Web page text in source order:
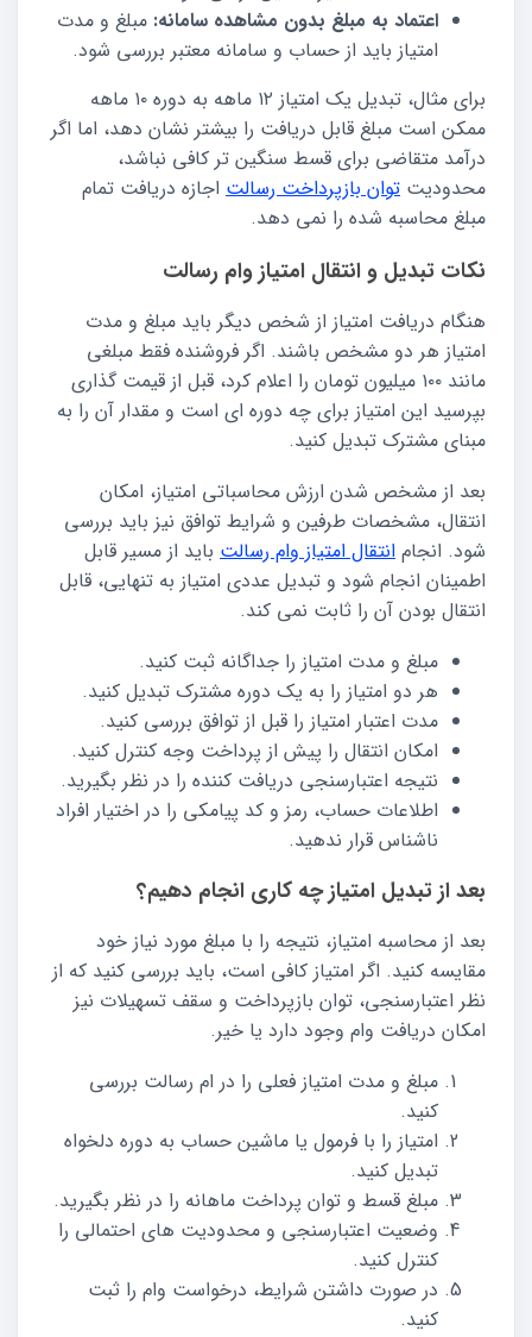
اعتماد به مبلغ بدون مشاهده سامانه: مبلغ و مدت
امتیاز باید از حساب و سامانه معتبر بررسی شود.
برای مثال، تبدیل یک امتیاز ۱۲ ماهه به دوره ۱۰ ماهه
ممکن است مبلغ قابل دریافت را بیشتر نشان دهد، اما اگر
درآمد متقاضی برای قسط سنگین تر کافی نباشد،
محدودیت توان بازپرداخت رسالت اجازه دریافت تمام
مبلغ محاسبه شده را نمی دهد.
نکات تبدیل و انتقال امتیاز وام رسالت
هنگام دریافت امتیاز از شخص دیگر باید مبلغ و مدت
امتیاز هر دو مشخص باشند. اگر فروشنده فقط مبلغی
مانند ۱۰۰ میلیون تومان را اعلام کرد، قبل از قیمت گذاری
بپرسید این امتیاز برای چه دوره ای است و مقدار آن را به
مبنای مشترک تبدیل کنید.
بعد از مشخص شدن ارزش محاسباتی امتیاز، امکان
انتقال، مشخصات طرفین و شرایط توافق نیز باید بررسی
شود. انجام انتقال امتیاز وام رسالت باید از مسیر قابل
اطمینان انجام شود و تبدیل عددی امتیاز به تنهایی، قابل
انتقال بودن آن را ثابت نمی کند.
مبلغ و مدت امتیاز را جداگانه ثبت کنید.
هر دو امتیاز را به یک دوره مشترک تبدیل کنید.
مدت اعتبار امتیاز را قبل از توافق بررسی کنید.
امکان انتقال را پیش از پرداخت وجه کنترل کنید.
نتیجه اعتبارسنجی دریافت کننده را در نظر بگیرید.
اطلاعات حساب، رمز و کد پیامکی را در اختیار افراد
ناشناس قرار ندهید.
بعد از تبدیل امتیاز چه کاری انجام دهیم؟
بعد از محاسبه امتیاز، نتیجه را با مبلغ مورد نیاز خود
مقایسه کنید. اگر امتیاز کافی است، باید بررسی کنید که از
نظر اعتبارسنجی، توان بازپرداخت و سقف تسهیلات نیز
امکان دریافت وام وجود دارد یا خیر.
مبلغ و مدت امتیاز فعلی را در ام رسالت بررسی
کنید.
امتیاز را با فرمول یا ماشین حساب به دوره دلخواه
تبدیل کنید.
مبلغ قسط و توان پرداخت ماهانه را در نظر بگیرید.
وضعیت اعتبارسنجی و محدودیت های احتمالی را
کنترل کنید.
در صورت داشتن شرایط، درخواست وام را ثبت
کنید.